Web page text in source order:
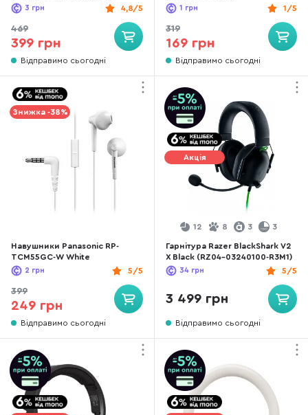
TCM115GCK)
4,8/5
3 грн
469
399 грн
Відправимо сьогодні
1/5
1 грн
319
169 грн
Відправимо сьогодні
Знижка -38%
Навушники Panasonic RP-
TCM55GC-W White
5/5
2 грн
399
249 грн
Відправимо сьогодні
Акція
12 8 3 3
Гарнітура Razer BlackShark V2
X Black (RZ04-03240100-R3M1)
5/5
34 грн
3 499 грн
Відправимо сьогодні